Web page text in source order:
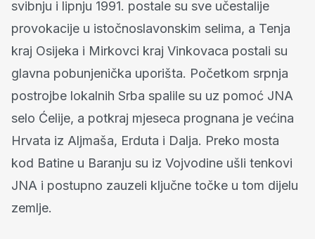
svibnju i lipnju 1991. postale su sve učestalije
provokacije u istočnoslavonskim selima, a Tenja
kraj Osijeka i Mirkovci kraj Vinkovaca postali su
glavna pobunjenička uporišta. Početkom srpnja
postrojbe lokalnih Srba spalile su uz pomoć JNA
selo Ćelije, a potkraj mjeseca prognana je većina
Hrvata iz Aljmaša, Erduta i Dalja. Preko mosta
kod Batine u Baranju su iz Vojvodine ušli tenkovi
JNA i postupno zauzeli ključne točke u tom dijelu
zemlje.